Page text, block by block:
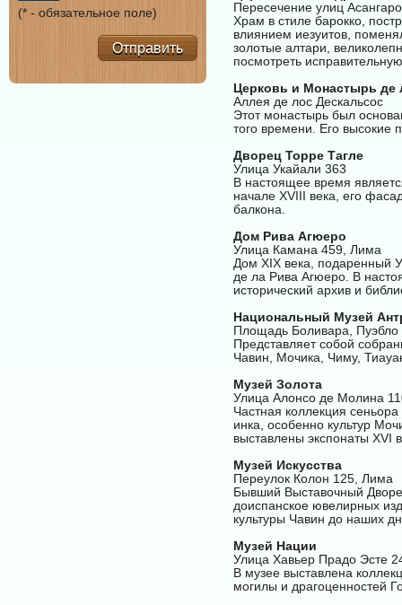
Пересечение улиц
Храм в стиле барокко,
влиянием иезуитов,
золотые алтари,
посмотреть
Церковь и Монастырь де
Аллея де лос Дескальсос
Этот монастырь был
того времени. Его высокие
Дворец Торре Тагле
Улица Укайали 363
В настоящее время
начале XVIII века, его
балкона.
Дом Рива Агюеро
Улица Камана 459, Лима
Дом XIX века, подаренный
де ла Рива Агюеро. В
исторический архив и
Национальный Музей
Площадь Боливара, Пуэбло
Представляет собой
Чавин, Мочика, Чиму,
Музей Золота
Улица Алонсо де Молина
Частная коллекция
инка, особенно культур
выставлены экспонаты XVI
Музей Искусства
Переулок Колон 125, Лима
Бывший Выставочный
доиспанское ювелирных
культуры Чавин до наших
Музей Нации
Улица Хавьер Прадо Эсте
В музее выставлена
могилы и драгоценностей
(* - обязательное поле)
Отправить